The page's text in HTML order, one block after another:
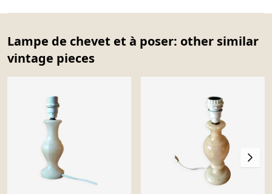
Lampe de chevet et à poser: other similar
vintage pieces